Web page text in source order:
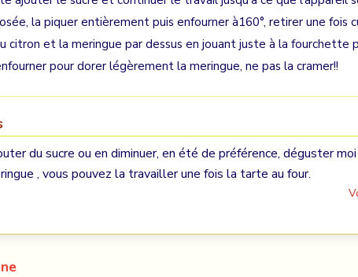
la piquer entièrement puis enfourner à160°, retirer une fois
citron et la meringue par dessus en jouant juste à la fourchette
pour dorer légèrement la meringue, ne pas la cramer!!
du sucre ou en diminuer, en été de préférence, déguster
, vous pouvez la travailler une fois la tarte au four.